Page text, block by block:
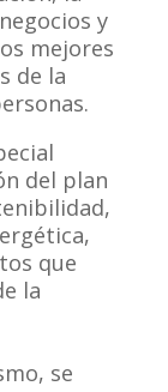
y
mejores
de la
del plan
que
la
se